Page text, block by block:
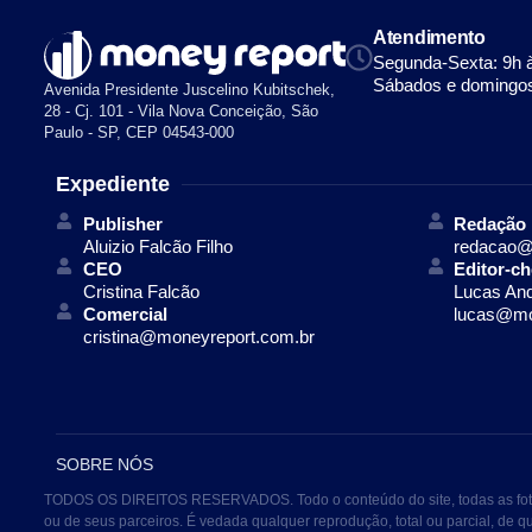
Avenida Presidente Juscelino Kubitschek,
28 - Cj. 101 - Vila Nova Conceição, São
Paulo - SP, CEP 04543-000
Atendimento
Segunda-Sexta: 9h
Sábados e
Expediente
Publisher
Aluizio Falcão Filho
CEO
Cristina Falcão
Comercial
cristina@moneyreport.com.br
Redação
Editor-
Lucas
SOBRE NÓS
TODOS OS DIREITOS RESERVADOS. Todo o conteúdo do site, todas
ou de seus parceiros. É vedada qualquer reprodução, total ou parcial, de